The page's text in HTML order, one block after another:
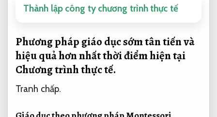
Thành lập công ty chương trình thực tế
Phương pháp giáo dục sớm tân tiến và
hiệu quả hơn nhất thời điểm hiện tại
Chương trình thực tế.
Tranh chấp.